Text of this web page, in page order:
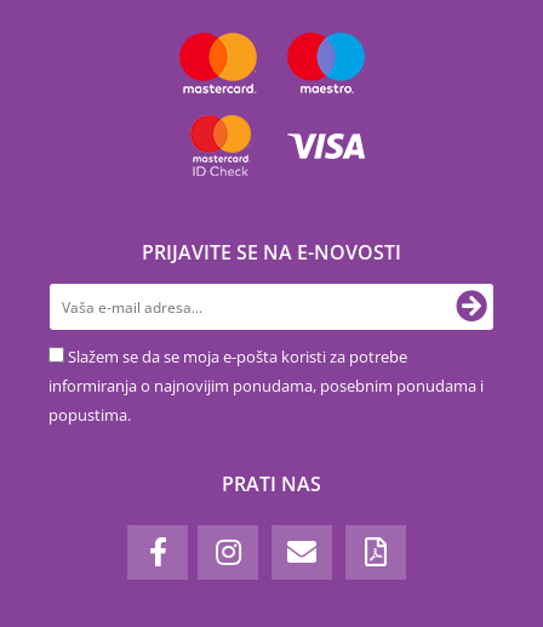
PRIJAVITE SE NA E-NOVOSTI
Slažem se da se moja e-pošta koristi za potrebe
informiranja o najnovijim ponudama, posebnim ponudama i
popustima.
PRATI NAS